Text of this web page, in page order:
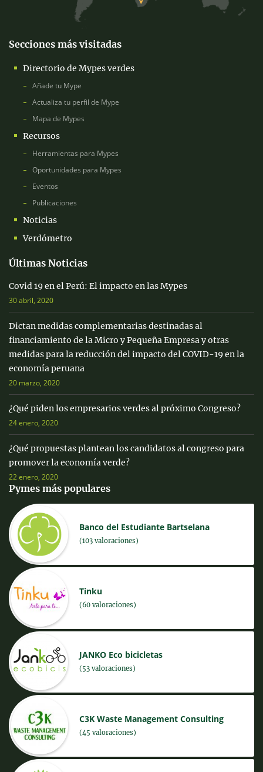
Secciones más visitadas
Directorio de Mypes verdes
Añade tu Mype
Actualiza tu perfil de Mype
Mapa de Mypes
Recursos
Herramientas para Mypes
Oportunidades para Mypes
Eventos
Publicaciones
Noticias
Verdómetro
Últimas Noticias
Covid 19 en el Perú: El impacto en las Mypes
30 abril, 2020
Dictan medidas complementarias destinadas al
financiamiento de la Micro y Pequeña Empresa y otras
medidas para la reducción del impacto del COVID-19 en la
economía peruana
20 marzo, 2020
¿Qué piden los empresarios verdes al próximo Congreso?
24 enero, 2020
¿Qué propuestas plantean los candidatos al congreso para
promover la economía verde?
22 enero, 2020
Pymes más populares
Banco del Estudiante Bartselana
(103 valoraciones)
Tinku
(60 valoraciones)
JANKO Eco bicicletas
(53 valoraciones)
C3K Waste Management Consulting
(45 valoraciones)